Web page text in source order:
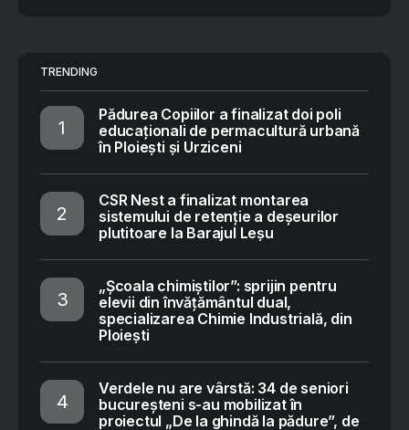
TRENDING
Pădurea Copiilor a finalizat doi poli
educaționali de permacultură urbană
în Ploiești și Urziceni
CSR Nest a finalizat montarea
sistemului de retenție a deșeurilor
plutitoare la Barajul Leșu
„Școala chimiștilor”: sprijin pentru
elevii din învățământul dual,
specializarea Chimie Industrială, din
Ploiești
Verdele nu are vârstă: 34 de seniori
bucureșteni s-au mobilizat în
proiectul „De la ghindă la pădure”, de